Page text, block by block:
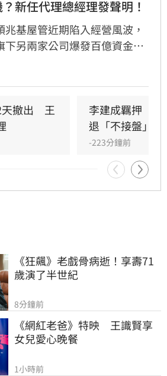
新任代理總經理發聲明！
基屋管近期陷入經營風波，
下另兩家公司爆發百億資金缺
市場高度關注。兆基歷經宏碁
財務切割，內部金流正常且無
前公司已委請專業會計師查
影響，並將進行內部改組以邁
呼籲外界勿散播未經查證之謠
律追訴權，維護品牌聲譽與租
撤出　王
李建成羈押　
退「不接盤」風
-223分鐘前
《狂飆》老戲骨病逝！享壽71
歲演了半世紀
8分鐘前
《網紅老爸》特映　王識賢享
女兒愛心晚餐
1小時前